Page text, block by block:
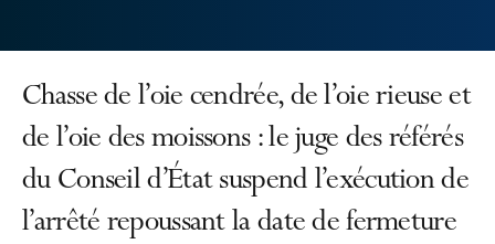
Chasse de l’oie cendrée, de l’oie rieuse et
de l’oie des moissons : le juge des référés
du Conseil d’État suspend l’exécution de
l’arrêté repoussant la date de fermeture